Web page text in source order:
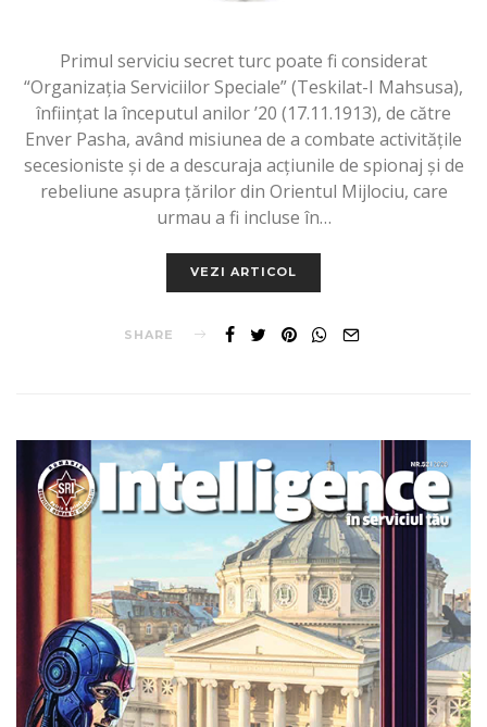
Primul serviciu secret turc poate fi considerat
“Organizația Serviciilor Speciale” (Teskilat-I Mahsusa),
înființat la începutul anilor ’20 (17.11.1913), de către
Enver Pasha, având misiunea de a combate activitățile
secesioniste și de a descuraja acțiunile de spionaj și de
rebeliune asupra țărilor din Orientul Mijlociu, care
urmau a fi incluse în…
VEZI ARTICOL
SHARE